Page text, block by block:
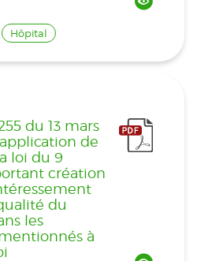
Hôpital
du 13 mars
de
loi du 9
création
du
les
à